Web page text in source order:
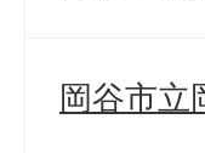
岡谷市立